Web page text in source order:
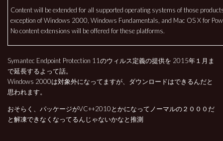
Content will be extended for all supported operating systems of those
exception of Windows 2000, Windows Fundamentals, and Mac OS X for
No content extensions will be offered for these platforms.
Symantec Endpoint Protection 11のウィルス定義の提供を 2015年１月ま
で延長するよって話。
Windows 2000は対象外になってますが、ダウンロードはできるんだと
思われます。
おそらく、パッケージがVC++2010とかになってノーマルの２０００だ
と解凍できなくなってるんじゃないかなと推測